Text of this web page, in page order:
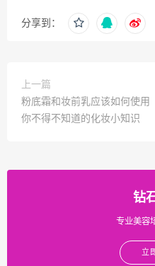
分享到：
上一篇
粉底霜和妆前乳应该如何使用
你不得不知道的化妆小知识
钻
专业美容
立